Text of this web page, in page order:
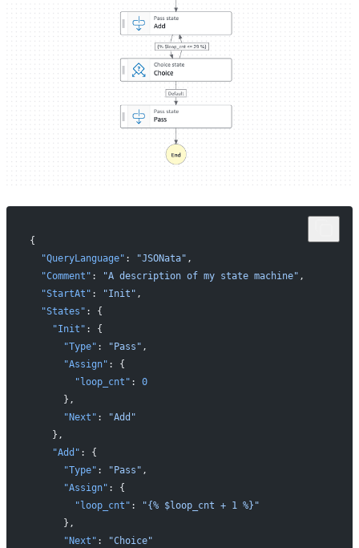
{
  "QueryLanguage"
: "JSONata" ,
  "Comment"
: "A description of my state machine" ,
  "StartAt"
: "Init" ,
  "States"
: {
    "Init"
: {
      "Type"
: "Pass" ,
      "Assign"
: {
        "loop_cnt"
: 0
      },
      "Next"
:
"Add"
    },
    "Add"
: {
      "Type"
: "Pass" ,
      "Assign"
: {
        "loop_cnt"
:
"{% $loop_cnt + 1 %}"
      },
      "Next"
:
"Choice"